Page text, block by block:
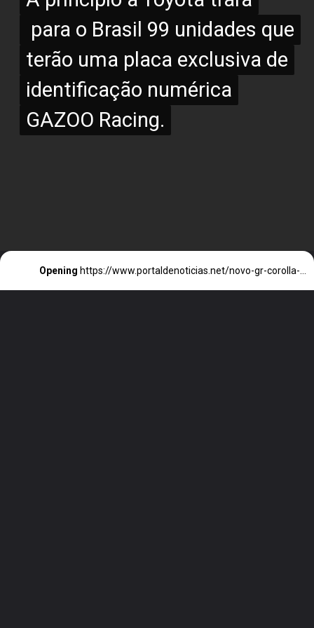
para o Brasil 99 unidades que
terão uma placa exclusiva de
identificação numérica
GAZOO Racing.
para o Brasil 99 unidades que
terão uma placa exclusiva de
identificação numérica
GAZOO Racing.
Opening https://www.portaldenoticias.net/novo-gr-corolla-acaba-de-chegar/